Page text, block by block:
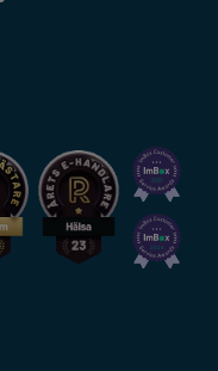
2024